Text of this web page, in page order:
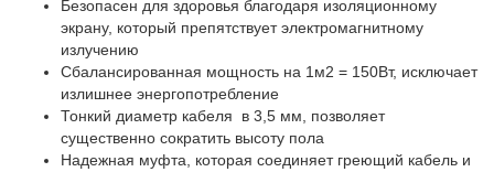
Безопасен для здоровья благодаря изоляционному
экрану, который препятствует электромагнитному
излучению
Сбалансированная мощность на 1м2 = 150Вт, исключает
излишнее энергопотребление
Тонкий диаметр кабеля в 3,5 мм, позволяет
существенно сократить высоту пола
Надежная муфта, которая соединяет греющий кабель и